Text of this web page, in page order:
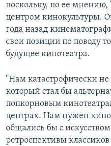
поскольку, по ее мнению,
центром кинокультуры.
года назад
свои позиции по поводу
будущее кинотеатра.
"Нам катастрофически не
который стал бы
попкорновым
центрах. Нам нужен
общались бы с
ретроспективы